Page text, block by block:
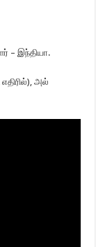
– இந்தியா.
அல்